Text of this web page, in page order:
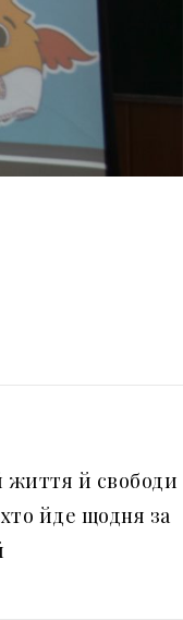
й свободи
йде щодня за